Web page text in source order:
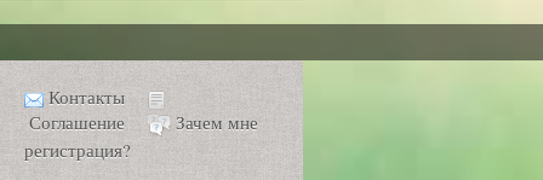
Контакты
Соглашение
Зачем мне
регистрация?